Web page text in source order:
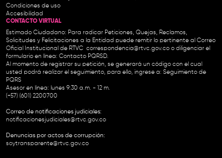
Condiciones de uso
Accesibilidad
CONTACTO VIRTUAL
Estimado Ciudadano: Para radicar Peticiones, Quejas, Reclamos,
Solicitudes y Felicitaciones a la Entidad puede remitir lo pertinente al Correo
Oficial Institucional de RTVC correspondencia@rtvc.gov.co o diligenciar el
formulario en línea: Contacto PQRSD.
Al momento de registrar su petición, se generará un código con el cual
usted podrá realizar el seguimiento, para ello, ingrese a: Seguimiento de
PQRS
Asesor en línea: lunes 9:30 a.m. - 12 m.
(+57) (601) 2200700
Correo de notificaciones judiciales:
notificacionesjudiciales@rtvc.gov.co
Denuncias por actos de corrupción:
soytransparente@rtvc.gov.co